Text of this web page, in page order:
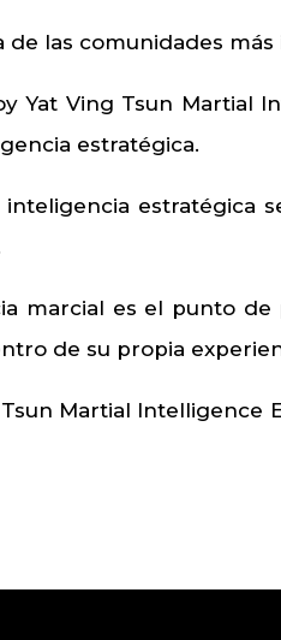
de las comunidades
Yat Ving Tsun Martial
estratégica.
inteligencia estratégica
marcial es el punto
de su propia
Tsun Martial Intelligence